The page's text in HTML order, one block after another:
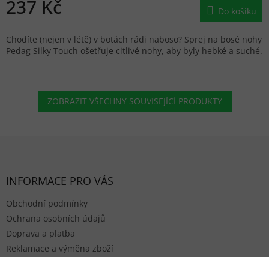
237 Kč Do košíku
Chodíte (nejen v létě) v botách rádi naboso? Sprej na bosé nohy
Pedag Silky Touch ošetřuje citlivé nohy, aby byly hebké a suché.
ZOBRAZIT VŠECHNY SOUVISEJÍCÍ PRODUKTY
INFORMACE PRO VÁS
Obchodní podmínky
Ochrana osobních údajů
Doprava a platba
Reklamace a výměna zboží